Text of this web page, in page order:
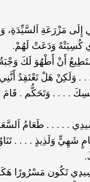
إِلَى مَزْرَعَةِ
كُسِيَتْهُ وَدَعَتْ لَهُمْ.
أَنْ أَطْهُوَ لَكَ وَجْبَةُ
. وَلَكِنْ هَلْ تَعْتَقِدُ
. . . . وَتَحَكُّم . قَامَ
. . . . . طَعَامُ
شَهِيٍّ وَلَذِيذٍ . . . .
تَكُون مَسْرُورًا